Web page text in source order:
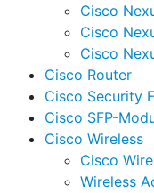
Cisco
Cisco
Cisco
Cisco Router
Cisco Security
Cisco SFP-
Cisco Wireless
Cisco
Wireless